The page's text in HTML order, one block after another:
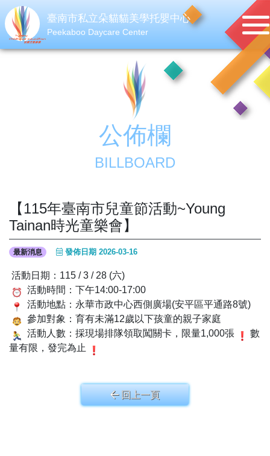
臺南市私立朵貓貓美學托嬰中心
Peekaboo Daycare Center
公佈欄
BILLBOARD
【115年臺南市兒童節活動~Young
Tainan時光童樂會】
最新消息 發佈日期 2026-03-16
活動日期：115 / 3 / 28 (六)
活動時間：下午14:00-17:00
活動地點：永華市政中心西側廣場(安平區平通路8號)
參加對象：育有未滿12歲以下孩童的親子家庭
活動人數：採現場排隊領取闖關卡，限量1,000張
數
量有限，發完為止
回上一頁